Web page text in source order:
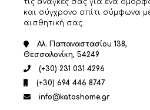
και σύγχρονο σπίτι σύμφωνα
αισθητική σας.
Αλ. Παπαναστασίου 138,
Θεσσαλονίκη, 54249
(+30) 231 031 4296
(+30) 694 446 8747
info@katoshome.gr